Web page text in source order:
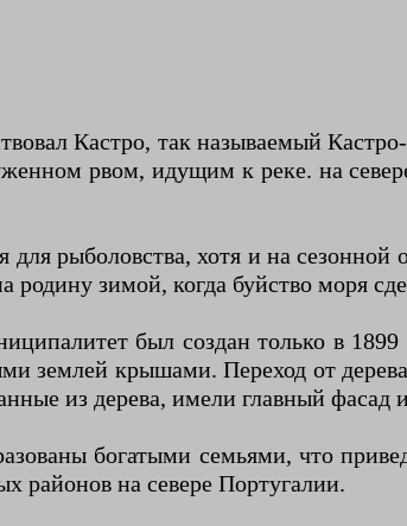
Кастро, так называемый
рвом, идущим к реке. на
рыболовства, хотя и на
родину зимой, когда буйство моря
был создан только в
землей крышами. Переход от
из дерева, имели главный фасад
богатыми семьями, что
районов на севере Португалии.